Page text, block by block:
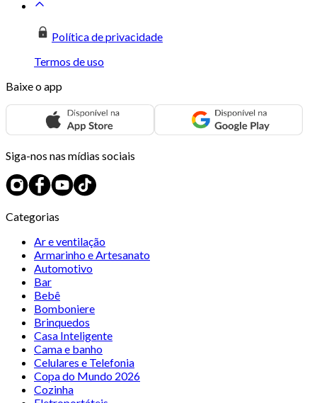
Política de privacidade
Termos de uso
Baixe o app
Siga-nos nas mídias sociais
Categorias
Ar e ventilação
Armarinho e Artesanato
Automotivo
Bar
Bebê
Bomboniere
Brinquedos
Casa Inteligente
Cama e banho
Celulares e Telefonia
Copa do Mundo 2026
Cozinha